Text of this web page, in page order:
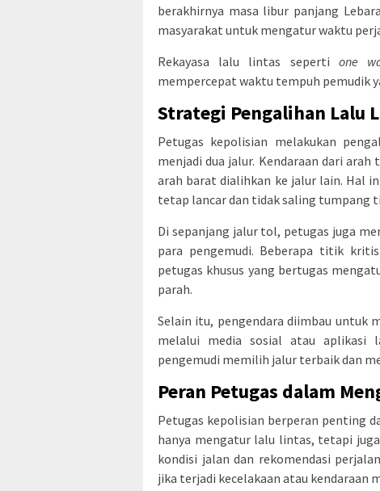
berakhirnya masa libur panjang
masyarakat untuk mengatur waktu
Rekayasa lalu lintas seperti one
mempercepat waktu tempuh pemudik
Strategi Pengalihan Lalu
Petugas kepolisian melakukan
menjadi dua jalur. Kendaraan dari
arah barat dialihkan ke jalur lain. Hal
tetap lancar dan tidak saling tumpang
Di sepanjang jalur tol, petugas juga
para pengemudi. Beberapa titik
petugas khusus yang bertugas
parah.
Selain itu, pengendara diimbau untuk
melalui media sosial atau aplikasi
pengemudi memilih jalur terbaik dan
Peran Petugas dalam
Petugas kepolisian berperan penting
hanya mengatur lalu lintas, tetapi
kondisi jalan dan rekomendasi
jika terjadi kecelakaan atau kendaraan